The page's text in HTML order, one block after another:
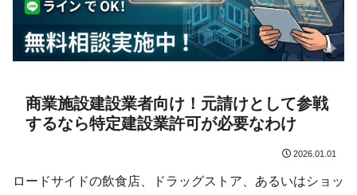
商業施設建設業者向け！元請けとして参戦
するなら特定建設業許可が必要なわけ
2026.01.01
ロードサイドの飲食店、ドラッグストア、あるいはショッ